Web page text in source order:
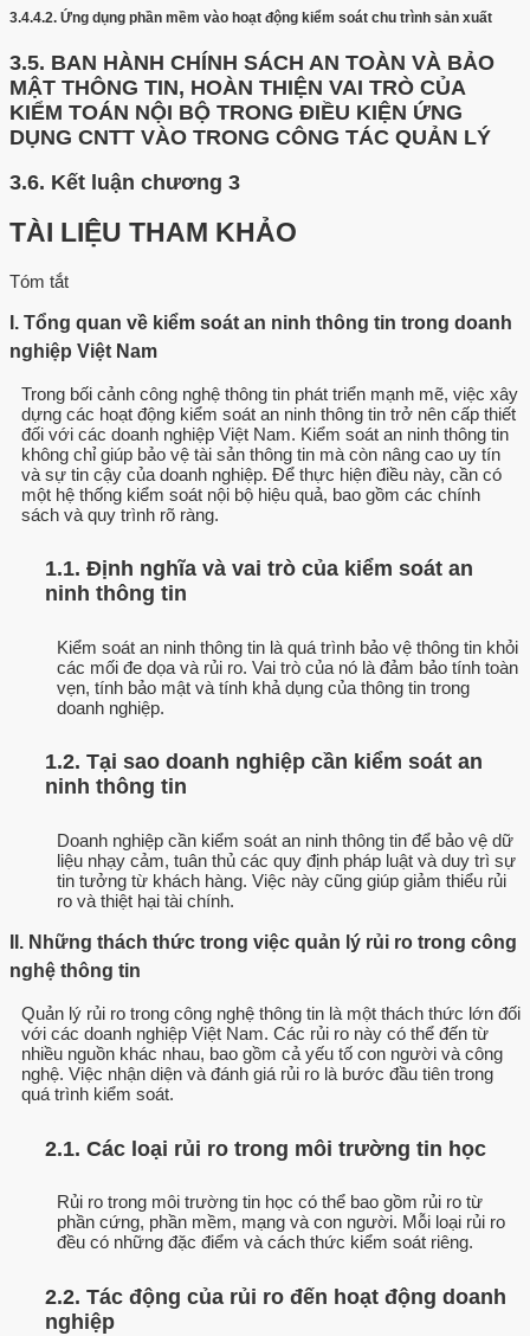
3.4.4.2. Ứng dụng phần mềm vào hoạt động kiểm soát chu trình sản xuất
3.5. BAN HÀNH CHÍNH SÁCH AN TOÀN VÀ BẢO
MẬT THÔNG TIN, HOÀN THIỆN VAI TRÒ CỦA
KIỂM TOÁN NỘI BỘ TRONG ĐIỀU KIỆN ỨNG
DỤNG CNTT VÀO TRONG CÔNG TÁC QUẢN LÝ
3.6. Kết luận chương 3
TÀI LIỆU THAM KHẢO
Tóm tắt
I. Tổng quan về kiểm soát an ninh thông tin trong doanh
nghiệp Việt Nam
Trong bối cảnh công nghệ thông tin phát triển mạnh mẽ, việc xây
dựng các hoạt động kiểm soát an ninh thông tin trở nên cấp thiết
đối với các doanh nghiệp Việt Nam. Kiểm soát an ninh thông tin
không chỉ giúp bảo vệ tài sản thông tin mà còn nâng cao uy tín
và sự tin cậy của doanh nghiệp. Để thực hiện điều này, cần có
một hệ thống kiểm soát nội bộ hiệu quả, bao gồm các chính
sách và quy trình rõ ràng.
1.1. Định nghĩa và vai trò của kiểm soát an
ninh thông tin
Kiểm soát an ninh thông tin là quá trình bảo vệ thông tin khỏi
các mối đe dọa và rủi ro. Vai trò của nó là đảm bảo tính toàn
vẹn, tính bảo mật và tính khả dụng của thông tin trong
doanh nghiệp.
1.2. Tại sao doanh nghiệp cần kiểm soát an
ninh thông tin
Doanh nghiệp cần kiểm soát an ninh thông tin để bảo vệ dữ
liệu nhạy cảm, tuân thủ các quy định pháp luật và duy trì sự
tin tưởng từ khách hàng. Việc này cũng giúp giảm thiểu rủi
ro và thiệt hại tài chính.
II. Những thách thức trong việc quản lý rủi ro trong công
nghệ thông tin
Quản lý rủi ro trong công nghệ thông tin là một thách thức lớn đối
với các doanh nghiệp Việt Nam. Các rủi ro này có thể đến từ
nhiều nguồn khác nhau, bao gồm cả yếu tố con người và công
nghệ. Việc nhận diện và đánh giá rủi ro là bước đầu tiên trong
quá trình kiểm soát.
2.1. Các loại rủi ro trong môi trường tin học
Rủi ro trong môi trường tin học có thể bao gồm rủi ro từ
phần cứng, phần mềm, mạng và con người. Mỗi loại rủi ro
đều có những đặc điểm và cách thức kiểm soát riêng.
2.2. Tác động của rủi ro đến hoạt động doanh
nghiệp